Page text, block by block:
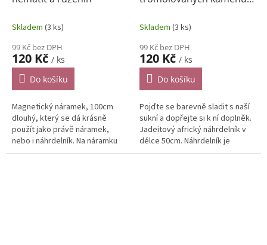
Skladem (3 ks)
99 Kč bez DPH
120 Kč / ks
Do košíku
Magnetický náramek, 100cm
dlouhý, který se dá krásně
použít jako právě náramek,
nebo i náhrdelník. Na náramku
najdete růženín a hematit.
Skladem (3 ks)
99 Kč bez DPH
120 Kč / ks
Do košíku
Pojďte se barevně sladit s naší
sukní a dopřejte si k ní doplněk.
Jadeitový africký náhrdelník v
délce 50cm. Náhrdelník je
navlečen na pevné silonové